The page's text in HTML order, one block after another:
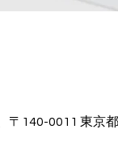
〒140-0011 東京